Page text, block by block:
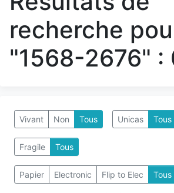
recherche
"1568-2676" :
Vivant Non Tous Unicas Tous
Fragile Tous
Papier Electronic Flip to Elec Tous